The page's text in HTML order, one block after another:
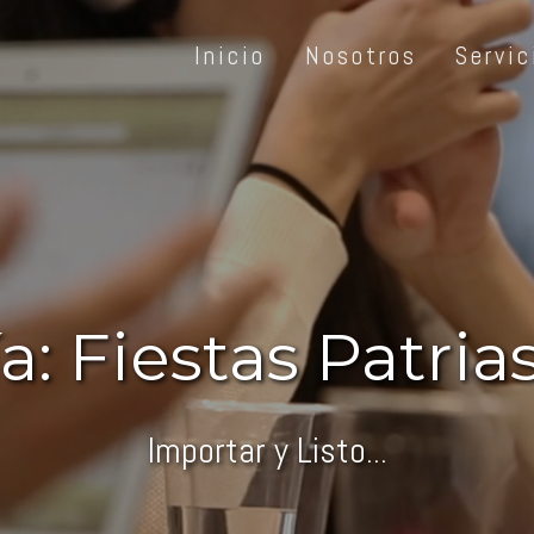
Inicio Nosotros
Fiestas
Importar y Listo...